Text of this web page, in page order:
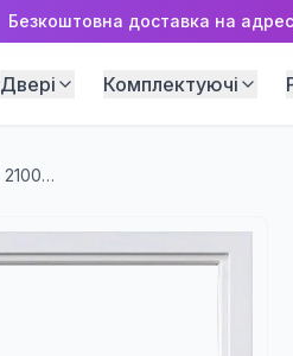
Безкоштовна доставка на
Двері Комплектуючі
Вікно Deceuninck D60 2100×1600 мм (3 стулки + верхня фрамуга)